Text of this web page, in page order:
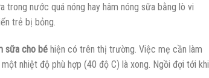
trong nước quá nóng hay hâm nóng sữa bằng lò vi
trẻ bị bỏng.
sữa cho bé hiện có trên thị trường. Việc mẹ cần làm
nhiệt độ phù hợp (40 độ C) là xong. Ngồi đợi tới khi